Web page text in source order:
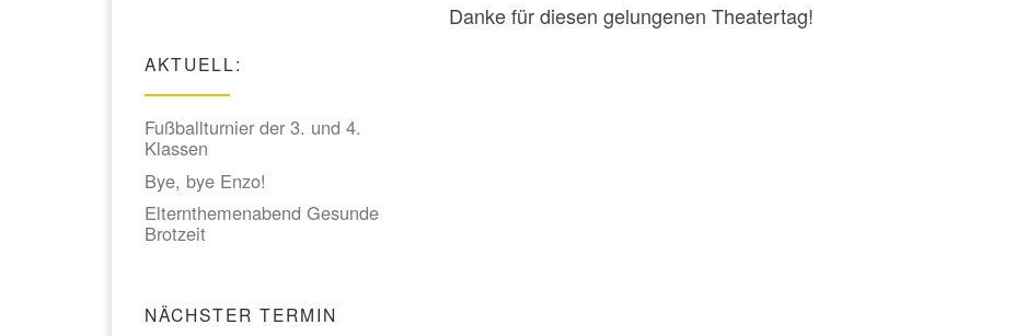
Danke für diesen gelungenen Theatertag!
AKTUELL:
Fußballturnier der 3. und 4.
Klassen
Bye, bye Enzo!
Elternthemenabend Gesunde
Brotzeit
NÄCHSTER TERMIN